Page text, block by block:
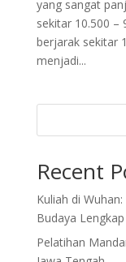
yang sangat
sekitar 10.500 –
berjarak sekitar
menjadi...
Recent
Kuliah di
Budaya Lengkap
Pelatihan